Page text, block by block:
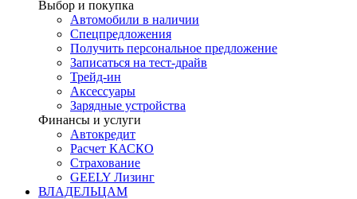
Выбор и покупка
Автомобили в наличии
Спецпредложения
Получить персональное предложение
Записаться на тест-драйв
Трейд-ин
Аксессуары
Зарядные устройства
Финансы и услуги
Автокредит
Расчет КАСКО
Страхование
GEELY Лизинг
ВЛАДЕЛЬЦАМ